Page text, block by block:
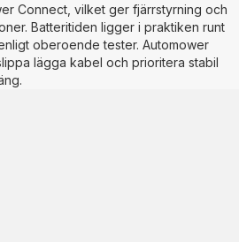
Connect, vilket ger fjärrstyrning och
Batteritiden ligger i praktiken runt
oberoende tester. Automower
lägga kabel och prioritera stabil